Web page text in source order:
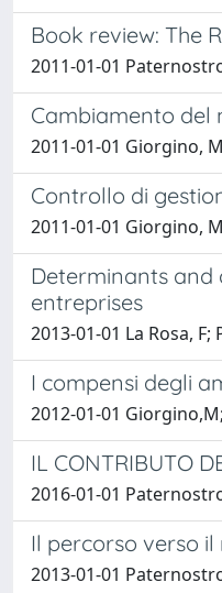
Book review: The
2011-01-01
Cambiamento del
2011-01-01 Giorgino,
Controllo di
2011-01-01 Giorgino,
Determinants and
entreprises
2013-01-01 La Rosa,
I compensi degli
2012-01-01
IL CONTRIBUTO
2016-01-01
Il percorso verso
2013-01-01